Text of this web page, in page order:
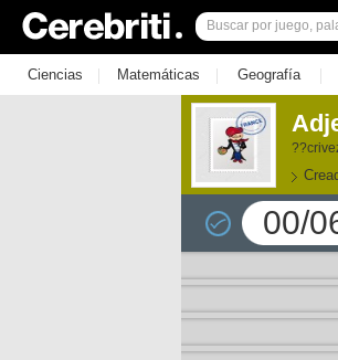
Ciencias | Matemáticas | Geografía |
00/